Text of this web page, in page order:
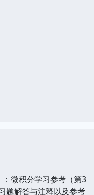
微积分学习参考（第3
题解答与注释以及参考